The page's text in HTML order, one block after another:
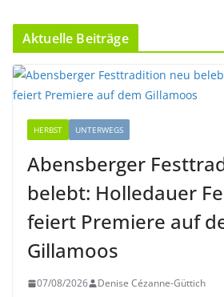
Aktuelle Beiträge
HERBST UNTERWEGS
Abensberger
belebt: Holledauer
feiert Premiere auf
Gillamoos
07/08/2026 Denise Cézanne-Güttich